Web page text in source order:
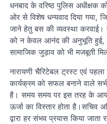
धनबाद के वरिष्ठ पुलिस अधीक्षक
ओर से विशेष धन्यवाद दिया गया,
जाने हेतु बस की व्यवस्था
को न केवल आनंद की अनुभूति हुई,
सामाजिक जुड़ाव को भी मजबूती
नारायणी चैरिटेबल ट्रस्ट एवं
कार्यक्रम को सफल बनाने वाले
है। समय समय पर इस तरह के
ऊर्जा का विस्तार होता है।सचिव
द्वारा हर संभव प्रयास किया जाता